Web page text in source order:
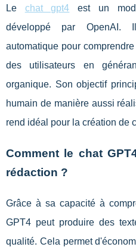
Le chat gpt4 est un
développé par OpenAI.
automatique pour
des utilisateurs en
organique. Son objectif
humain de manière aussi
rend idéal pour la création de
Comment le chat
rédaction ?
Grâce à sa capacité à
GPT4 peut produire des
qualité. Cela permet